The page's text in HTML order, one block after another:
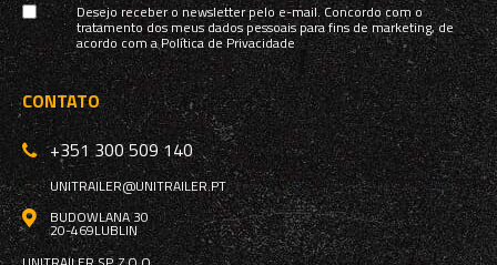
Desejo receber o newsletter pelo e-mail. Concordo com o
tratamento dos meus dados pessoais para fins de marketing, de
acordo com aPolítica de Privacidade
CONTATO
+351 300 509 140
UNITRAILER@UNITRAILER.PT
BUDOWLANA 30
20-469LUBLIN